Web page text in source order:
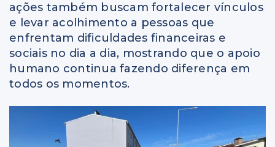
ações também buscam fortalecer vínculos
e levar acolhimento a pessoas que
enfrentam dificuldades financeiras e
sociais no dia a dia, mostrando que o apoio
humano continua fazendo diferença em
todos os momentos.